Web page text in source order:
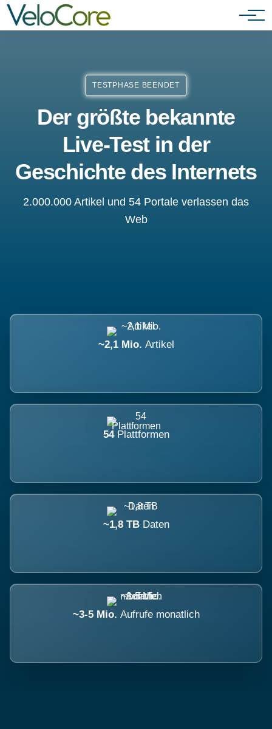
Agenturen & Webdesigner
TESTPHASE BEENDET
Der größte bekannte
Live-Test in der
Geschichte des Internets
2.000.000 Artikel und 54 Portale verlassen das
Web
~2,1 Mio. Artikel
54 Plattformen
~1,8 TB Daten
~3-5 Mio. Aufrufe monatlich